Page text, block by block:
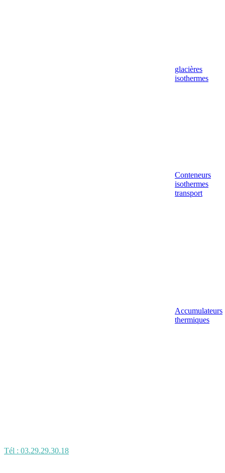
glacières
isothermes
Conteneurs
isothermes
transport
Accumulateurs
thermiques
Tél : 03.29.29.30.18